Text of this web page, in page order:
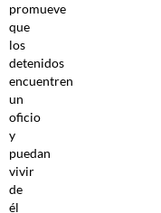
promueve
que
los
detenidos
encuentren
un
oficio
y
puedan
vivir
de
él